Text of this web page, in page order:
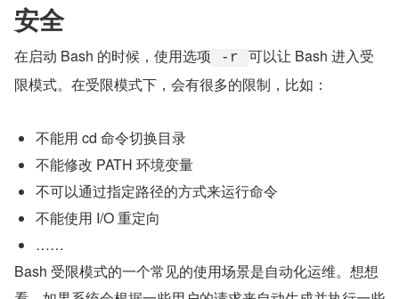
安全
在启动 Bash 的时候，使用选项 -r 可以让 Bash 进入受
限模式。在受限模式下，会有很多的限制，比如：
不能用 cd 命令切换目录
不能修改 PATH 环境变量
不可以通过指定路径的方式来运行命令
不能使用 I/O 重定向
……
Bash 受限模式的一个常见的使用场景是自动化运维。想想